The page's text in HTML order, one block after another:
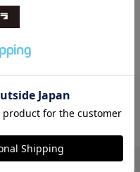
以上 から 送料無料